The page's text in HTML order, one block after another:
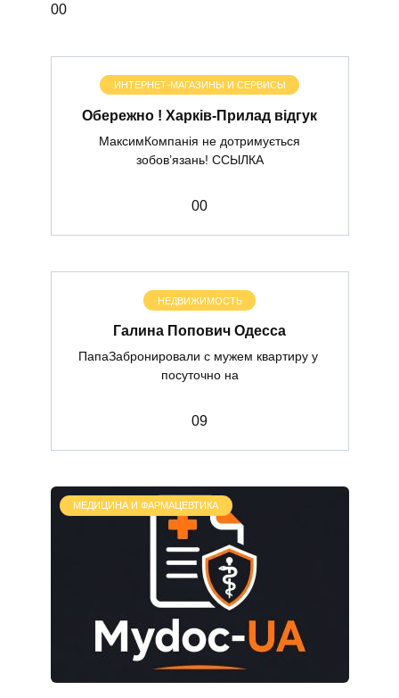
00
ИНТЕРНЕТ-МАГАЗИНЫ И СЕРВИСЫ
Обережно ! Харків-Прилад відгук
МаксимКомпанія не дотримується
зобов’язань! ССЫЛКА
00
НЕДВИЖИМОСТЬ
Галина Попович Одесса
ПапаЗабронировали с мужем квартиру у
посуточно на
09
МЕДИЦИНА И ФАРМАЦЕВТИКА